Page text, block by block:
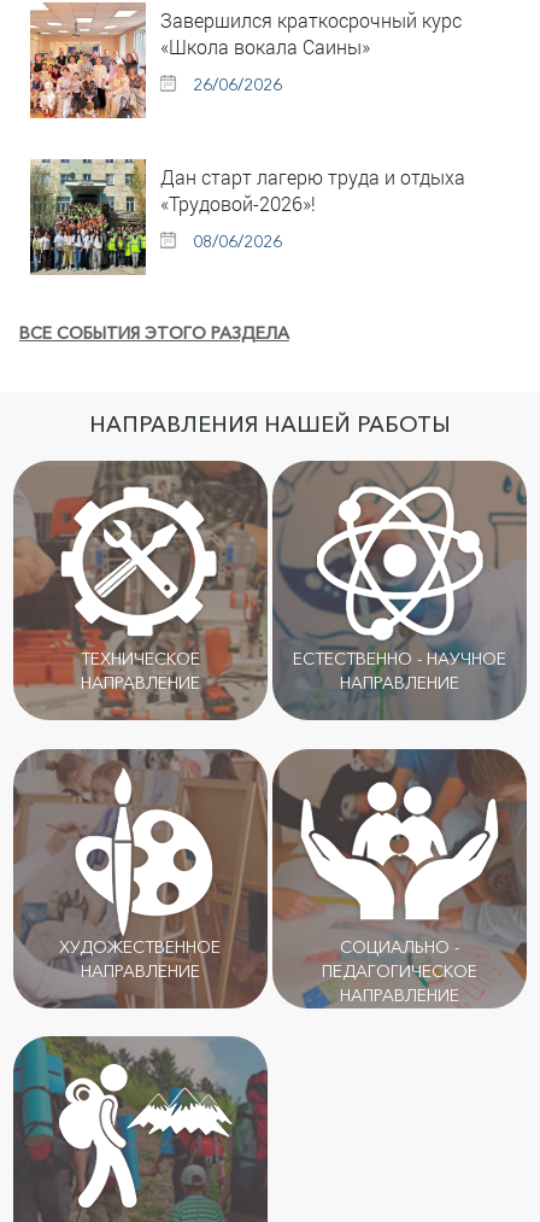
Завершился краткосрочный курс
«Школа вокала Саины»
26/06/2026
Дан старт лагерю труда и отдыха
«Трудовой-2026»!
08/06/2026
ВСЕ СОБЫТИЯ ЭТОГО РАЗДЕЛА
НАПРАВЛЕНИЯ НАШЕЙ РАБОТЫ
ТЕХНИЧЕСКОЕ
НАПРАВЛЕНИЕ
ЕСТЕСТВЕННО - НАУЧНОЕ
НАПРАВЛЕНИЕ
ХУДОЖЕСТВЕННОЕ
НАПРАВЛЕНИЕ
СОЦИАЛЬНО -
ПЕДАГОГИЧЕСКОЕ
НАПРАВЛЕНИЕ